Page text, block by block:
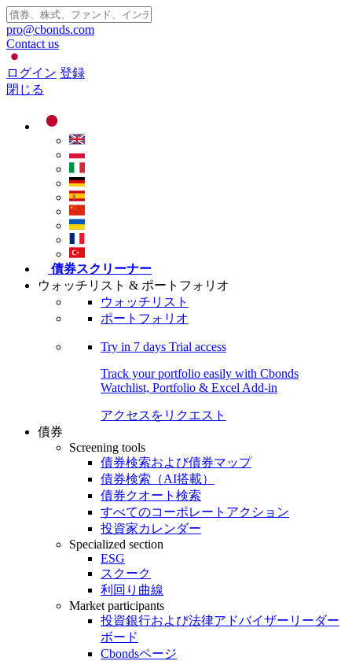
pro@cbonds.com
Contact us
ログイン 登録
閉じる
債券スクリーナー
ウォッチリスト & ポートフォリオ
ウォッチリスト
ポートフォリオ
Try in 7 days Trial access
Track your portfolio easily with Cbonds
Watchlist, Portfolio & Excel Add-in
アクセスをリクエスト
債券
Screening tools
債券検索および債券マップ
債券検索（AI搭載）
債券クオート検索
すべてのコーポレートアクション
投資家カレンダー
Specialized section
ESG
スクーク
利回り曲線
Market participants
投資銀行および法律アドバイザーリーダー
ボード
Cbondsページ